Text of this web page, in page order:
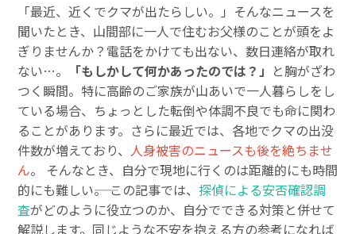
「最近、近くでクマが出たらしい。」そんなニュースを
聞いたとき、山間部に一人で住むお父様のことが頭をよ
ぎりませんか？電話をかけても出ない、数日連絡が取れ
ない…。
「もしかして何かあったのでは？」 と胸がざわ
つく瞬間。特に高齢のご家族が山あいで一人暮らしをし
ている場合、ちょっとした転倒や体調不良でも命に関わ
ることがあります。さらに最近では、各地でクマの出没
件数が増えており、 人身被害のニュースも後を絶ちませ
ん。 そんなとき、自分で現地に行くのは距離的にも時間
的にも難しい――。 この記事では、探偵による安否確認調
査がどのように役立つのか、自分でできる対策と併せて
解説します。同じような不安を抱える方の参考になれば